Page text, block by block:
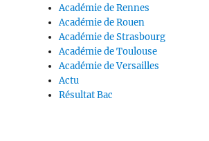
Académie de Rennes
Académie de Rouen
Académie de Strasbourg
Académie de Toulouse
Académie de Versailles
Actu
Résultat Bac